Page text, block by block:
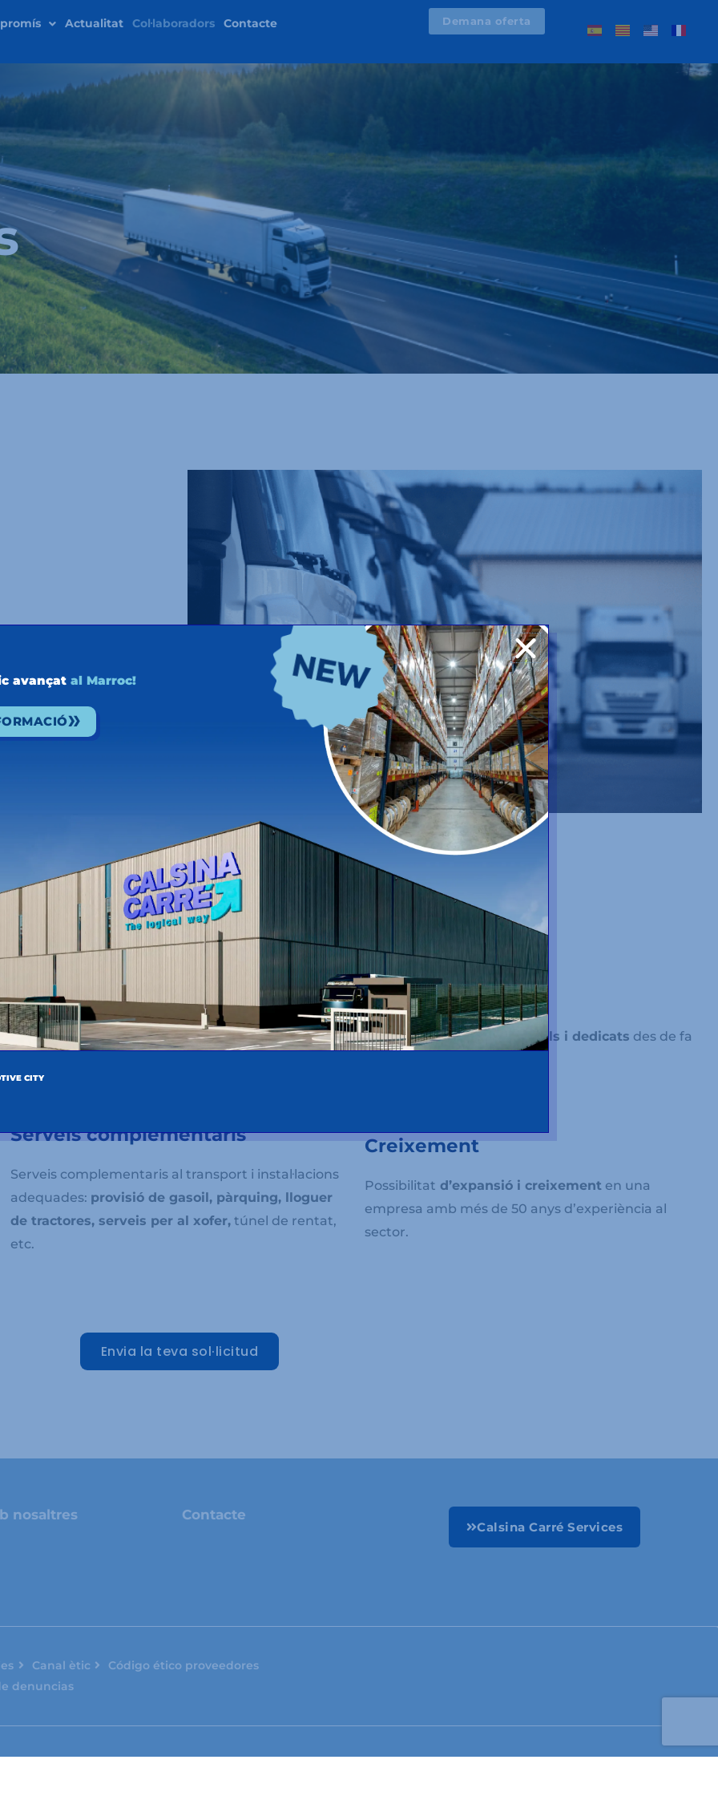
Actualitat Col·laboradors Contacte Demana oferta
camí
Condicions de pagament
favorables
Segons treball realitzati adaptat a l’evolució del
possibilitat d’avanç
Professionalitat
Gestors de flotaprofessionals i dedicats des de fa
Serveis complementaris
Serveis complementaris al transport i instal·lacions
adequades: provisió de gasoil, pàrquing, lloguer
de tractores, serveis per al xofer, túnel de rentat,
etc.
Creixement
Possibilitat d’expansió i creixementen una
empresa amb més de 50 anys d’experiència al
sector.
Envia la teva sol·licitud
nosaltres Contacte
Calsina Carré Services
Canal ètic
Código ético proveedores
denuncias
avançatal Marroc!
CITY